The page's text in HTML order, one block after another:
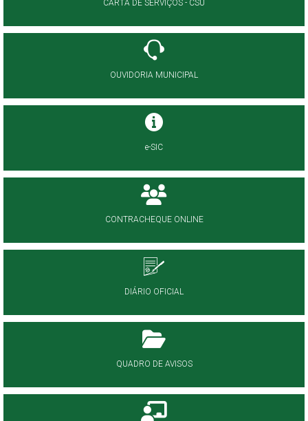
CARTA DE SERVIÇOS - CSU
OUVIDORIA MUNICIPAL
e-SIC
CONTRACHEQUE ONLINE
DIÁRIO OFICIAL
QUADRO DE AVISOS